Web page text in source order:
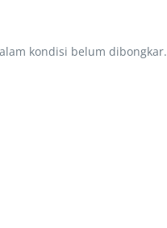
kondisi belum dibongkar.